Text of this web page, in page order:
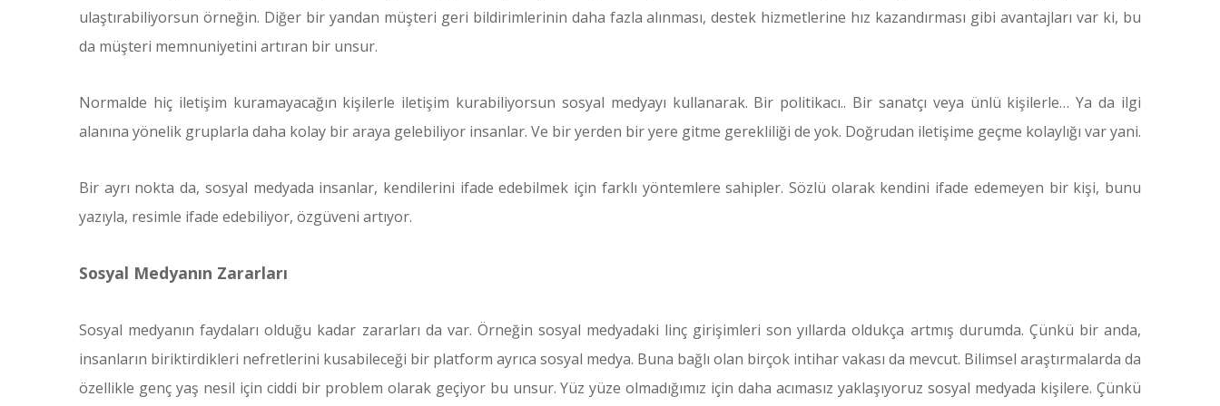
ulaştırabiliyorsun örneğin. Diğer bir yandan müşteri geri bildirimlerinin daha fazla alınması, destek hizmetlerine hız kazandırması gibi avantajları var ki, bu
da müşteri memnuniyetini artıran bir unsur.
Normalde hiç iletişim kuramayacağın kişilerle iletişim kurabiliyorsun sosyal medyayı kullanarak. Bir politikacı.. Bir sanatçı veya ünlü kişilerle… Ya da ilgi
alanına yönelik gruplarla daha kolay bir araya gelebiliyor insanlar. Ve bir yerden bir yere gitme gerekliliği de yok. Doğrudan iletişime geçme kolaylığı var yani.
Bir ayrı nokta da, sosyal medyada insanlar, kendilerini ifade edebilmek için farklı yöntemlere sahipler. Sözlü olarak kendini ifade edemeyen bir kişi, bunu
yazıyla, resimle ifade edebiliyor, özgüveni artıyor.
Sosyal Medyanın Zararları
Sosyal medyanın faydaları olduğu kadar zararları da var. Örneğin sosyal medyadaki linç girişimleri son yıllarda oldukça artmış durumda. Çünkü bir anda,
insanların biriktirdikleri nefretlerini kusabileceği bir platform ayrıca sosyal medya. Buna bağlı olan birçok intihar vakası da mevcut. Bilimsel araştırmalarda da
özellikle genç yaş nesil için ciddi bir problem olarak geçiyor bu unsur. Yüz yüze olmadığımız için daha acımasız yaklaşıyoruz sosyal medyada kişilere. Çünkü